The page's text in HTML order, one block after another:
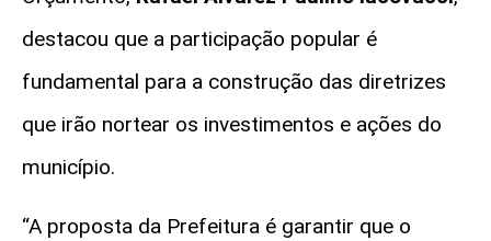
destacou que a participação popular é
fundamental para a construção das diretrizes
que irão nortear os investimentos e ações do
município.
“A proposta da Prefeitura é garantir que o